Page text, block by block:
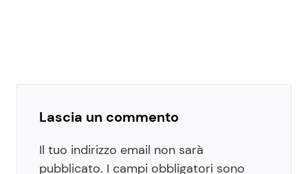
Lascia un commento
Il tuo indirizzo email non sarà
pubblicato. I campi obbligatori sono